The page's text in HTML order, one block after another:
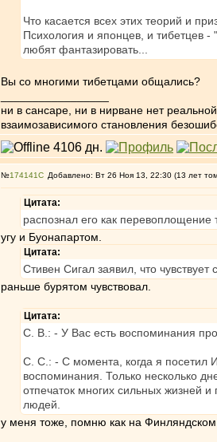
Что касается всех этих теорий и
Психология и японцев, и тибетцев
любят фантазировать...
Вы со многими тибетцами общались?
ни в сансаре, ни в нирване нет
взаимозависимого становления
№174141 Добавлено: Вт 26 Ноя 13, 22:30 (13 лет
Цитата:
распознал его как перевоплощение
угу и Буонапартом.
Цитата:
Стивен Сигал заявил, что
раньше бурятом чувствовал.
Цитата:
С. В.: - У Вас есть воспоминания
С. С.: - С момента, когда я посетил
воспоминания. Только несколько
отпечаток многих сильных жизней
людей.
у меня тоже, помню как на Финляндском